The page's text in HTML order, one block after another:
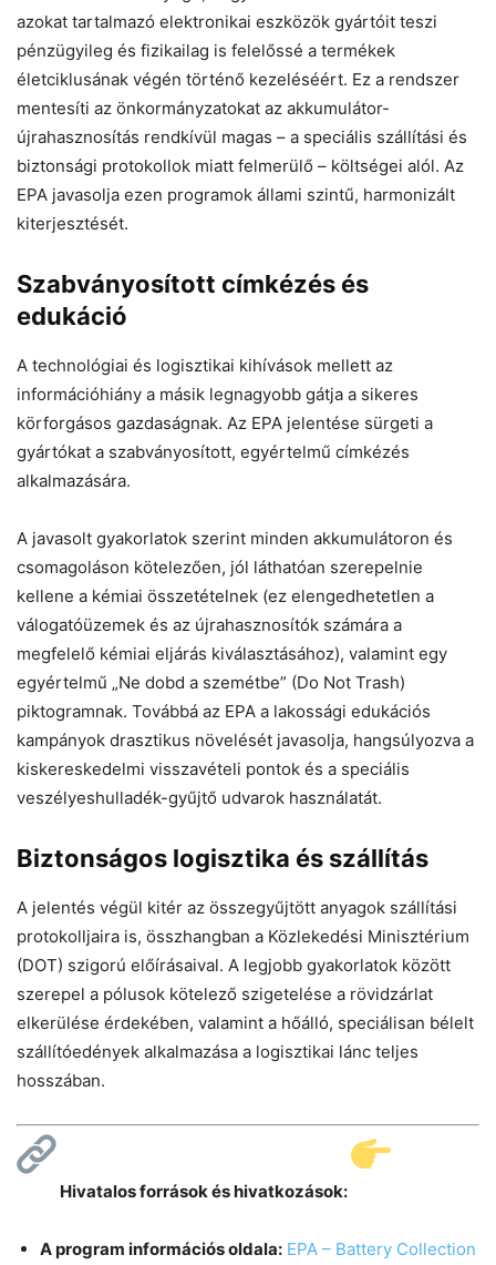
azokat tartalmazó elektronikai eszközök gyártóit teszi
pénzügyileg és fizikailag is felelőssé a termékek
életciklusának végén történő kezeléséért. Ez a rendszer
mentesíti az önkormányzatokat az akkumulátor-
újrahasznosítás rendkívül magas – a speciális szállítási és
biztonsági protokollok miatt felmerülő – költségei alól. Az
EPA javasolja ezen programok állami szintű, harmonizált
kiterjesztését.
Szabványosított címkézés és
edukáció
A technológiai és logisztikai kihívások mellett az
információhiány a másik legnagyobb gátja a sikeres
körforgásos gazdaságnak. Az EPA jelentése sürgeti a
gyártókat a szabványosított, egyértelmű címkézés
alkalmazására.
A javasolt gyakorlatok szerint minden akkumulátoron és
csomagoláson kötelezően, jól láthatóan szerepelnie
kellene a kémiai összetételnek (ez elengedhetetlen a
válogatóüzemek és az újrahasznosítók számára a
megfelelő kémiai eljárás kiválasztásához), valamint egy
egyértelmű „Ne dobd a szemétbe” (Do Not Trash)
piktogramnak. Továbbá az EPA a lakossági edukációs
kampányok drasztikus növelését javasolja, hangsúlyozva a
kiskereskedelmi visszavételi pontok és a speciális
veszélyeshulladék-gyűjtő udvarok használatát.
Biztonságos logisztika és szállítás
A jelentés végül kitér az összegyűjtött anyagok szállítási
protokolljaira is, összhangban a Közlekedési Minisztérium
(DOT) szigorú előírásaival. A legjobb gyakorlatok között
szerepel a pólusok kötelező szigetelése a rövidzárlat
elkerülése érdekében, valamint a hőálló, speciálisan bélelt
szállítóedények alkalmazása a logisztikai lánc teljes
hosszában.
Hivatalos források és hivatkozások:
A program információs oldala: EPA – Battery Collection